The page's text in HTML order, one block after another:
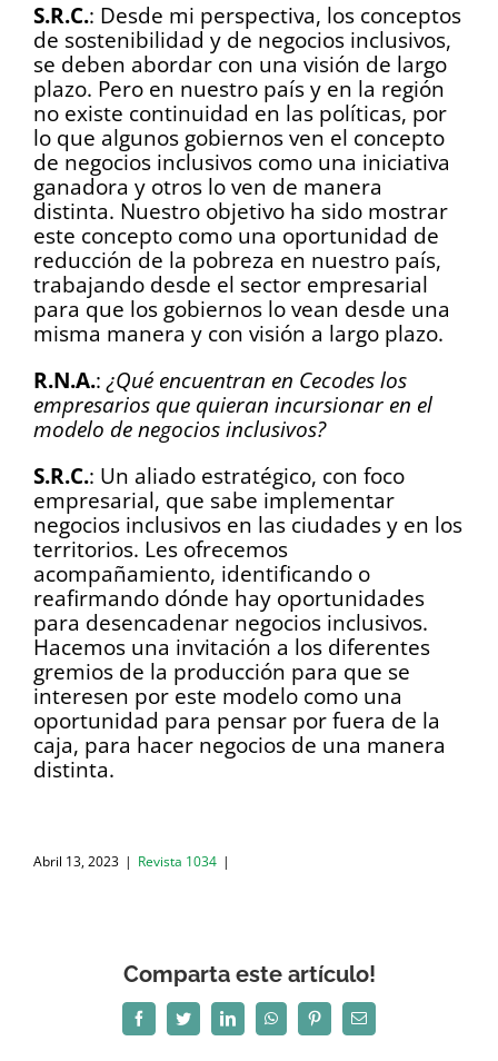
S.R.C.: Desde mi perspectiva, los conceptos
de sostenibilidad y de negocios inclusivos,
se deben abordar con una visión de largo
plazo. Pero en nuestro país y en la región
no existe continuidad en las políticas, por
lo que algunos gobiernos ven el concepto
de negocios inclusivos como una iniciativa
ganadora y otros lo ven de manera
distinta. Nuestro objetivo ha sido mostrar
este concepto como una oportunidad de
reducción de la pobreza en nuestro país,
trabajando desde el sector empresarial
para que los gobiernos lo vean desde una
misma manera y con visión a largo plazo.
R.N.A.: ¿Qué encuentran en Cecodes los
empresarios que quieran incursionar en el
modelo de negocios inclusivos?
S.R.C.: Un aliado estratégico, con foco
empresarial, que sabe implementar
negocios inclusivos en las ciudades y en los
territorios. Les ofrecemos
acompañamiento, identificando o
reafirmando dónde hay oportunidades
para desencadenar negocios inclusivos.
Hacemos una invitación a los diferentes
gremios de la producción para que se
interesen por este modelo como una
oportunidad para pensar por fuera de la
caja, para hacer negocios de una manera
distinta.
Abril 13, 2023 | Revista 1034 |
Comparta este artículo!
FacebookTwitterLinkedInWhatsAppPinterestCorreo
electrónico